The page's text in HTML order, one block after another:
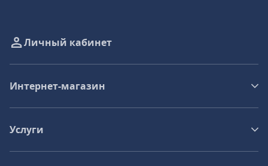
Личный кабинет
Интернет-магазин
Услуги